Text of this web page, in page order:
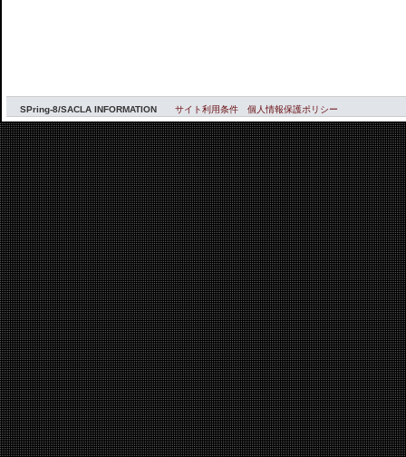
SPring-8/SACLA INFORMATION サイト利用条件 個人情報保護ポリシー